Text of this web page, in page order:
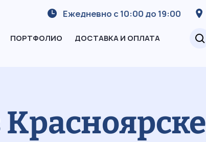
Ежедневно с 10:00 до 19:00
ПОРТФОЛИО ДОСТАВКА И ОПЛАТА